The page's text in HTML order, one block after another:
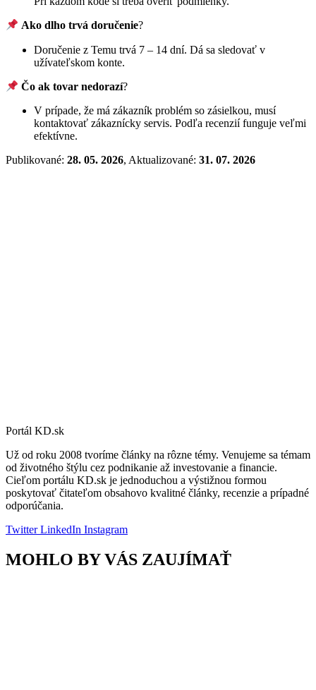
Ako dlho trvá doručenie?
Doručenie z Temu trvá 7 – 14 dní. Dá sa sledovať v
užívateľskom konte.
Čo ak tovar nedorazí?
V prípade, že má zákazník problém so zásielkou, musí
kontaktovať zákaznícky servis. Podľa recenzií funguje veľmi
efektívne.
Publikované: 28. 05. 2026, Aktualizované: 31. 07. 2026
Portál KD.sk
Už od roku 2008 tvoríme články na rôzne témy. Venujeme sa témam
od životného štýlu cez podnikanie až investovanie a financie.
Cieľom portálu KD.sk je jednoduchou a výstižnou formou
poskytovať čitateľom obsahovo kvalitné články, recenzie a prípadné
odporúčania.
TwitterLinkedIn Instagram
MOHLO BY VÁS ZAUJÍMAŤ